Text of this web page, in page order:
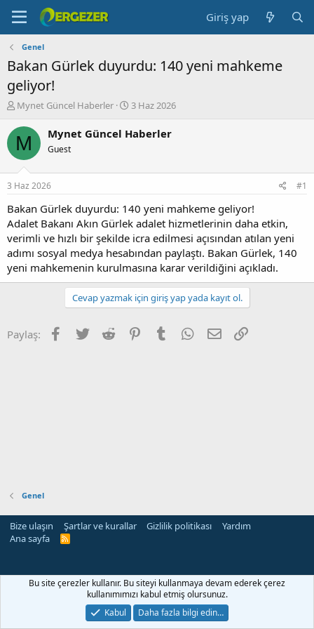
Giriş yap
Genel
Bakan Gürlek duyurdu: 140 yeni mahkeme
geliyor!
K
n
b
u
u
b
a
ş
l
a
t
a
n
Mynet Güncel Haberler
B
ş
ç
a
r
i
h
i
3 Haz 2026
M Mynet Güncel Haberler
Guest
3 Haz 2026 #1
Bakan Gürlek duyurdu: 140 yeni mahkeme geliyor!
Adalet Bakanı Akın Gürlek adalet hizmetlerinin daha etkin,
verimli ve hızlı bir şekilde icra edilmesi açısından atılan yeni
adımı sosyal medya hesabından paylaştı. Bakan Gürlek, 140
yeni mahkemenin kurulmasına karar verildiğini açıkladı.
Cevap yazmak için giriş yap yada kayıt ol.
Paylaş: Facebook
Twitter Reddit PinterestTumblr WhatsApp
E-posta
Genel
Bize ulaşın Şartlar ve kurallar Gizlilik politikası
Yardım
Ana sayfa
R
Bu site çerezler kullanır. Bu siteyi kullanmaya devam ederek çerez
kullanımımızı kabul etmiş olursunuz.
Kabul
Daha fazla bilgi edin…